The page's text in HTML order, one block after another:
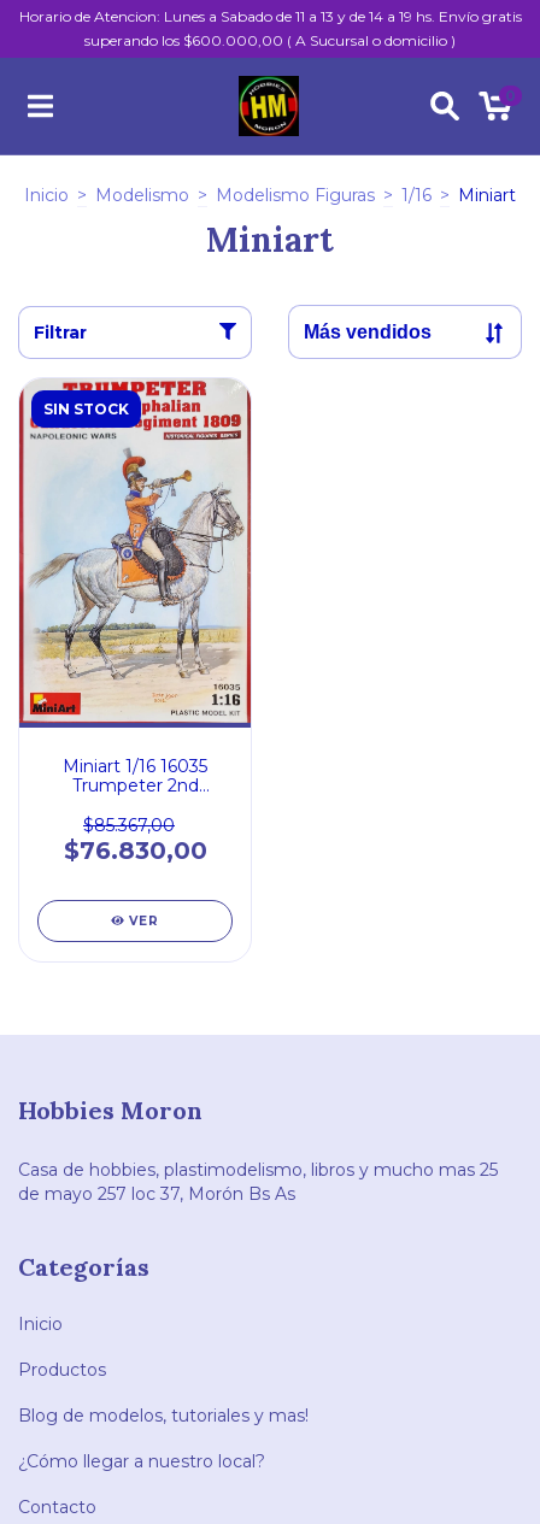
Horario de Atencion: Lunes a Sabado de 11 a 13 y de 14 a 19 hs. Envío gratis
superando los $600.000,00 ( A Sucursal o domicilio )
0
Inicio > Modelismo > Modelismo Figuras > 1/16 > Miniart
Miniart
Filtrar
SIN STOCK
Miniart 1/16 16035
Trumpeter 2nd
Cuirassiers Regiment
1809
$85.367,00
$76.830,00
VER
Hobbies Moron
Casa de hobbies, plastimodelismo, libros y mucho mas 25
de mayo 257 loc 37, Morón Bs As
Categorías
Inicio
Productos
Blog de modelos, tutoriales y mas!
¿Cómo llegar a nuestro local?
Contacto